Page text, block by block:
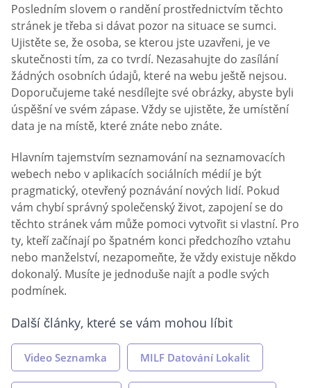
Posledním slovem o randění prostřednictvím těchto
stránek je třeba si dávat pozor na situace se sumci.
Ujistěte se, že osoba, se kterou jste uzavřeni, je ve
skutečnosti tím, za co tvrdí. Nezasahujte do zasílání
žádných osobních údajů, které na webu ještě nejsou.
Doporučujeme také nesdílejte své obrázky, abyste byli
úspěšní ve svém zápase. Vždy se ujistěte, že umístění
data je na místě, které znáte nebo znáte.
Hlavním tajemstvím seznamování na seznamovacích
webech nebo v aplikacích sociálních médií je být
pragmatický, otevřený poznávání nových lidí. Pokud
vám chybí správný společenský život, zapojení se do
těchto stránek vám může pomoci vytvořit si vlastní. Pro
ty, kteří začínají po špatném konci předchozího vztahu
nebo manželství, nezapomeňte, že vždy existuje někdo
dokonalý. Musíte je jednoduše najít a podle svých
podmínek.
Další články, které se vám mohou líbit
Video Seznamka MILF Datování Lokalit